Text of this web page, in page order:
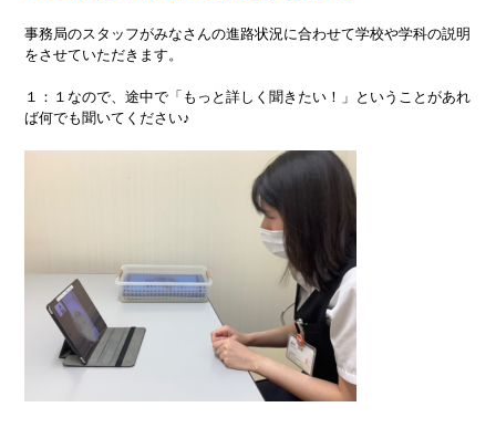
事務局のスタッフがみなさんの進路状況に合わせて学校や学科の説明
をさせていただきます。
１：１なので、途中で「もっと詳しく聞きたい！」ということがあれ
ば何でも聞いてください♪